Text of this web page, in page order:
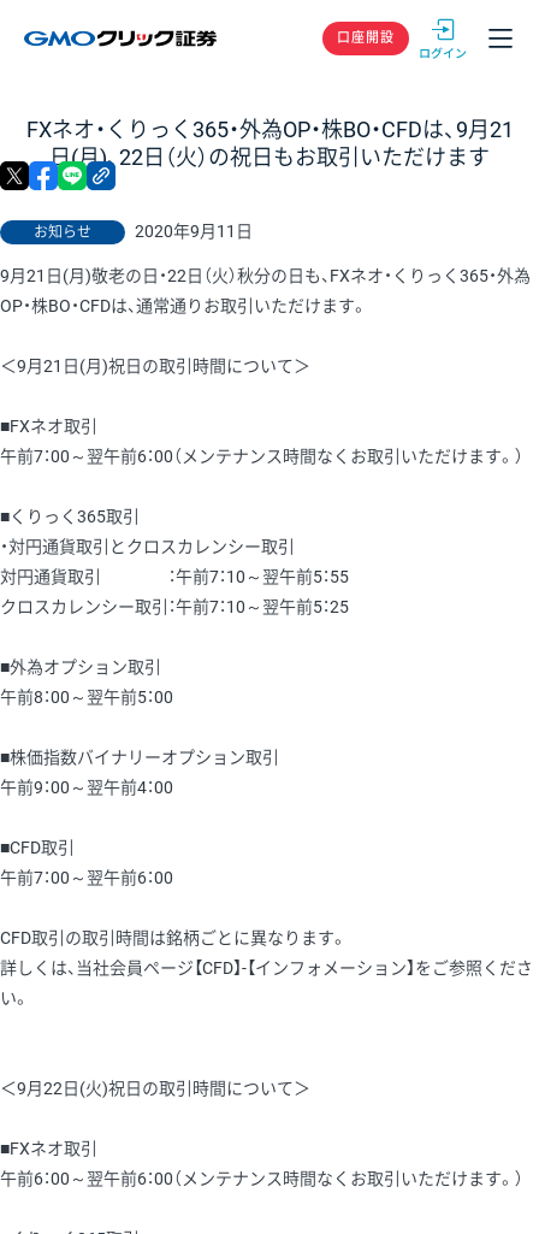
GMOクリック
口座開設
FXネオ・くりっく365・外為OP・株BO・CFDは、9月21
日(月)、22日（火）の祝日もお取引いただけます
お知らせ 2020年9月11日
X facebook
9月21日(月)敬老の日・22日（火）秋分の日も、FXネオ・くりっく365・外為
OP・株BO・CFDは、通常通りお取引いただけます。
＜9月21日(月)祝日の取引時間について＞
■FXネオ取引
午前7：00～翌午前6：00（メンテナンス時間なくお取引いただけます。）
■くりっく365取引
・対円通貨取引とクロスカレンシー取引
対円通貨取引 ：午前7：10～翌午前5：55
クロスカレンシー取引：午前7：10～翌午前5：25
■外為オプション取引
午前8：00～翌午前5：00
■株価指数バイナリーオプション取引
午前9：00～翌午前4：00
■CFD取引
午前7：00～翌午前6：00
CFD取引の取引時間は銘柄ごとに異なります。
詳しくは、当社会員ページ【CFD】-【インフォメーション】をご参照くださ
い。
＜9月22日(火)祝日の取引時間について＞
■FXネオ取引
午前6：00～翌午前6：00（メンテナンス時間なくお取引いただけます。）